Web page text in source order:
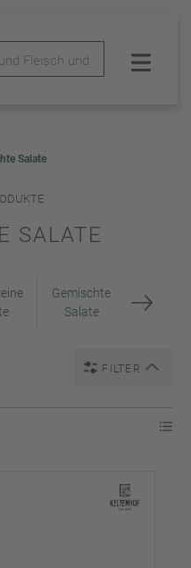
Salate
SALATE
Gemischte
Salate
FILTER